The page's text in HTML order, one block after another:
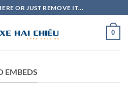
OR JUST REMOVE IT...
0
EMBEDS